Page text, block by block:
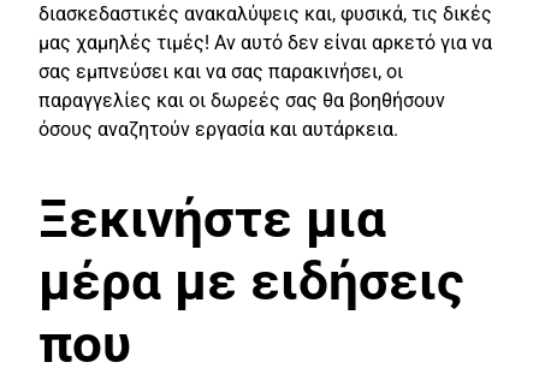
διασκεδαστικές ανακαλύψεις και, φυσικά, τις δικές
μας χαμηλές τιμές! Αν αυτό δεν είναι αρκετό για να
σας εμπνεύσει και να σας παρακινήσει, οι
παραγγελίες και οι δωρεές σας θα βοηθήσουν
όσους αναζητούν εργασία και αυτάρκεια.
Ξεκινήστε μια
μέρα με ειδήσεις
που